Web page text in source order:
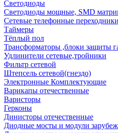
Светодиоды
Светодиоды мощные, SMD
Сетевые телефонные
Таймеры
Тёплый пол
Трансформаторы ,блоки защиты
Удлинители сетевые,тройники
Фильтр сетевой
Штепсель сетевой(гнездо)
Электронные Комплектующие
Варикапы отечественные
Варисторы
Герконы
Динисторы отечественные
Диодные мосты и модули